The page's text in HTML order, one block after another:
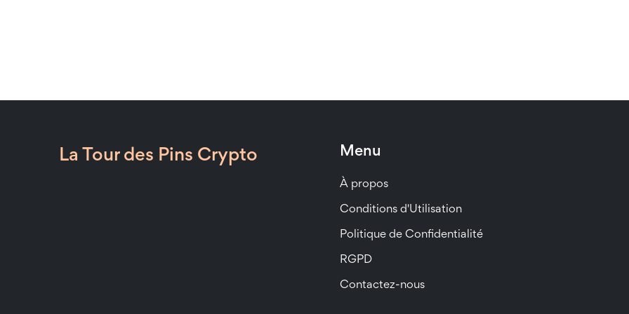
La Tour des Pins Crypto Menu
À propos
Conditions d'Utilisation
Politique de Confidentialité
RGPD
Contactez-nous